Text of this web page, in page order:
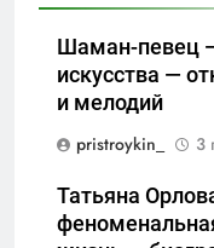
Шаман-певец
искусства —
и мелодий
pristroykin_
3
Татьяна